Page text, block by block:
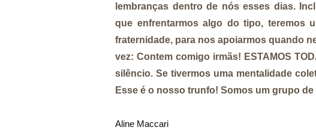
lembranças dentro de nós esses dias.
que enfrentarmos algo do tipo, teremos
fraternidade, para nos apoiarmos quando
vez: Contem comigo irmãs! ESTAMOS
silêncio. Se tivermos uma mentalidade
Esse é o nosso trunfo! Somos um grupo de
Aline Maccari